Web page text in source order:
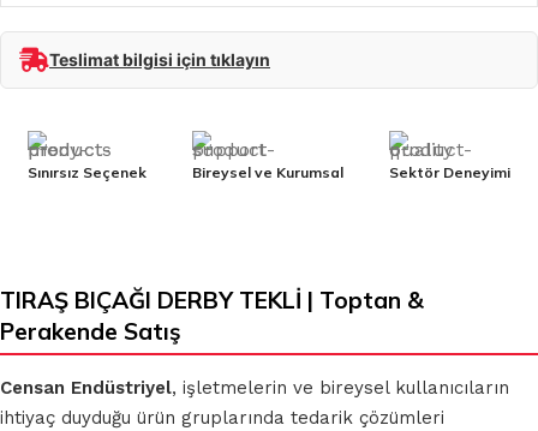
Teslimat bilgisi için tıklayın
Sınırsız Seçenek Bireysel ve Kurumsal Sektör Deneyimi
TIRAŞ BIÇAĞI DERBY TEKLİ | Toptan &
Perakende Satış
Censan Endüstriyel, işletmelerin ve bireysel kullanıcıların
ihtiyaç duyduğu ürün gruplarında tedarik çözümleri